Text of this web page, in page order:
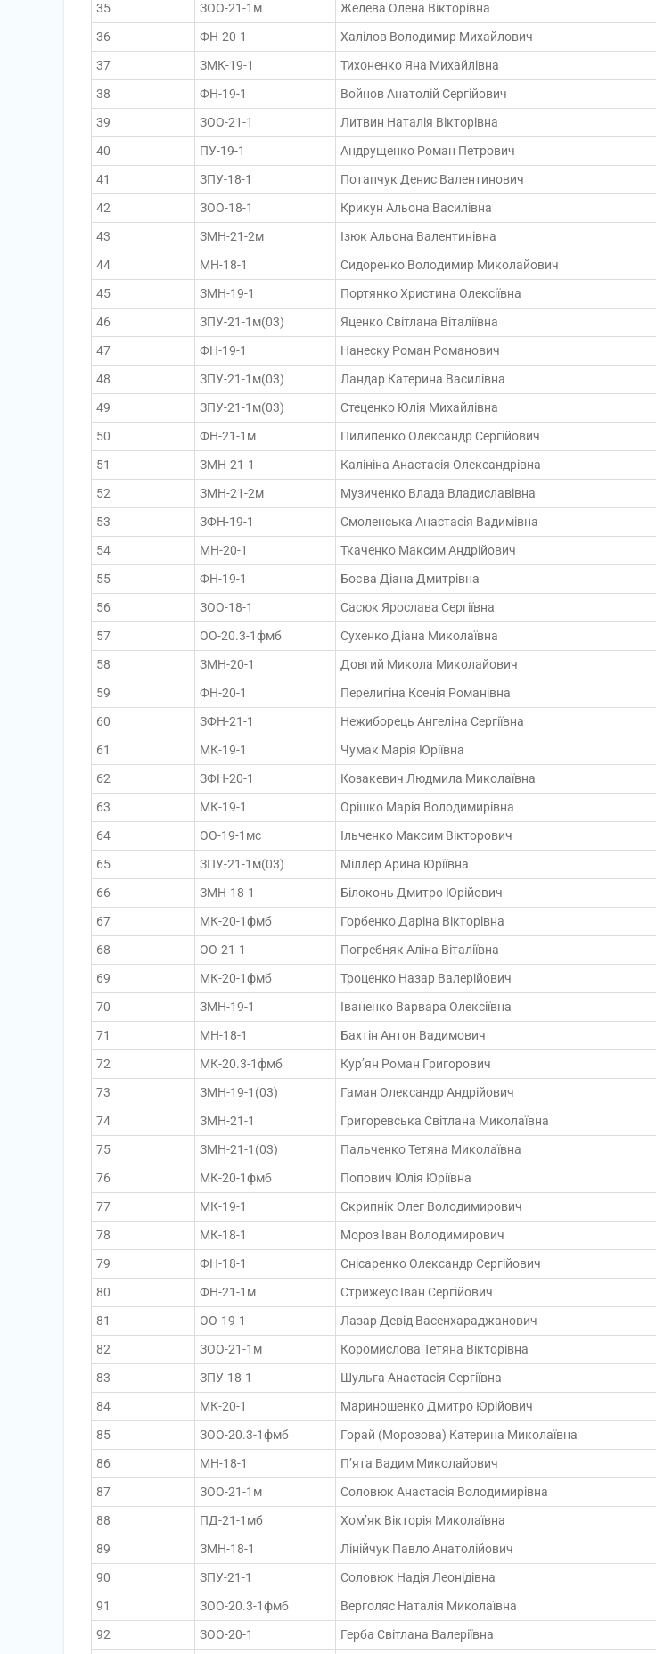
35
ЗОО-21-1м Желева Олена Вікторівна
36
ФН-20-1 Халілов Володимир Михайлович
37
ЗМК-19-1 Тихоненко Яна Михайлівна
38
ФН-19-1 Войнов Анатолій Сергійович
39
ЗОО-21-1 Литвин Наталія Вікторівна
40
ПУ-19-1 Андрущенко Роман Петрович
41
ЗПУ-18-1 Потапчук Денис Валентинович
42
ЗОО-18-1 Крикун Альона Василівна
43
ЗМН-21-2м Ізюк Альона Валентинівна
44
МН-18-1 Сидоренко Володимир Миколайович
45
ЗМН-19-1 Портянко Христина Олексіївна
46
ЗПУ-21-1м(03) Яценко Світлана Віталіївна
47
ФН-19-1 Нанеску Роман Романович
48
ЗПУ-21-1м(03) Ландар Катерина Василівна
49
ЗПУ-21-1м(03) Стеценко Юлія Михайлівна
50
ФН-21-1м Пилипенко Олександр Сергійович
51
ЗМН-21-1 Калініна Анастасія Олександрівна
52
ЗМН-21-2м Музиченко Влада Владиславівна
53
ЗФН-19-1 Смоленська Анастасія Вадимівна
54
МН-20-1 Ткаченко Максим Андрійович
55
ФН-19-1 Боєва Діана Дмитрівна
56
ЗОО-18-1 Сасюк Ярослава Сергіївна
57
ОО-20.3-1фмб Сухенко Діана Миколаївна
58
ЗМН-20-1 Довгий Микола Миколайович
59
ФН-20-1 Перелигіна Ксенія Романівна
60
ЗФН-21-1 Нежиборець Ангеліна Сергіївна
61
МК-19-1 Чумак Марія Юріївна
62
ЗФН-20-1 Козакевич Людмила Миколаївна
63
МК-19-1 Орішко Марія Володимирівна
64
ОО-19-1мс Ільченко Максим Вікторович
65
ЗПУ-21-1м(03) Міллер Арина Юріївна
66
ЗМН-18-1 Білоконь Дмитро Юрійович
67
МК-20-1фмб Горбенко Даріна Вікторівна
68
ОО-21-1 Погребняк Аліна Віталіївна
69
МК-20-1фмб Троценко Назар Валерійович
70
ЗМН-19-1 Іваненко Варвара Олексіївна
71
МН-18-1 Бахтін Антон Вадимович
72
МК-20.3-1фмб Кур’ян Роман Григорович
73
ЗМН-19-1(03) Гаман Олександр Андрійович
74
ЗМН-21-1 Григоревська Світлана Миколаївна
75
ЗМН-21-1(03) Пальченко Тетяна Миколаївна
76
МК-20-1фмб Попович Юлія Юріївна
77
МК-19-1 Скрипнік Олег Володимирович
78
МК-18-1 Мороз Іван Володимирович
79
ФН-18-1 Снісаренко Олександр Сергійович
80
ФН-21-1м Стрижеус Іван Сергійович
81
ОО-19-1 Лазар Девід Васенхараджанович
82
ЗОО-21-1м Коромислова Тетяна Вікторівна
83
ЗПУ-18-1 Шульга Анастасія Сергіївна
84
МК-20-1 Мариношенко Дмитро Юрійович
85
ЗОО-20.3-1фмб Горай (Морозова) Катерина Миколаївна
86
МН-18-1 П’ята Вадим Миколайович
87
ЗОО-21-1м Соловюк Анастасія Володимирівна
88
ПД-21-1мб Хом’як Вікторія Миколаївна
89
ЗМН-18-1 Лінійчук Павло Анатолійович
90
ЗПУ-21-1 Соловюк Надія Леонідівна
91
ЗОО-20.3-1фмб Верголяс Наталія Миколаївна
92
ЗОО-20-1 Герба Світлана Валеріївна